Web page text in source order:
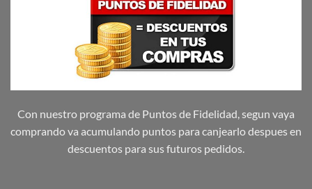
Con nuestro programa de Puntos de Fidelidad, segun vaya
comprando va acumulando puntos para canjearlo despues en
descuentos para sus futuros pedidos.